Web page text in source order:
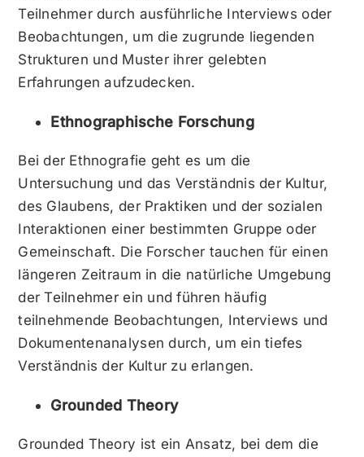
Teilnehmer durch ausführliche Interviews oder
Beobachtungen, um die zugrunde liegenden
Strukturen und Muster ihrer gelebten
Erfahrungen aufzudecken.
Ethnographische Forschung
Bei der Ethnografie geht es um die
Untersuchung und das Verständnis der Kultur,
des Glaubens, der Praktiken und der sozialen
Interaktionen einer bestimmten Gruppe oder
Gemeinschaft. Die Forscher tauchen für einen
längeren Zeitraum in die natürliche Umgebung
der Teilnehmer ein und führen häufig
teilnehmende Beobachtungen, Interviews und
Dokumentenanalysen durch, um ein tiefes
Verständnis der Kultur zu erlangen.
Grounded Theory
Grounded Theory ist ein Ansatz, bei dem die